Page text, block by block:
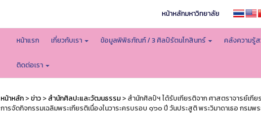
หน้าหลักมหาวิทยาลัย
หน้าแรก เกี่ยวกับเรา ข้อมูลพิพิธภัณฑ์ / 3 ศิลป์รัตนโกสินทร์ คลังความรู้
ติดต่อเรา
หน้าหลัก>ข่าว>สำนักศิลปะและวัฒนธรรม> สำนักศิลป์ฯ ได้รับเกียรติจาก ศาสตราจารย์เ
การจัดกิจกรรมเฉลิมพระเกียรติเนื่องในวาระครบรอบ ๑๖๐ ปี วันประสูติ พระวิมาดาเธอ กรม